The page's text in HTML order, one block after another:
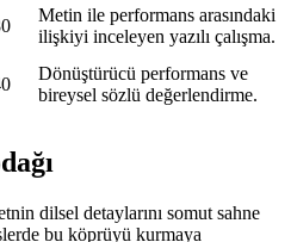
Metin ile performans arasındaki
ilişkiyi inceleyen yazılı çalışma.
Dönüştürücü performans ve
bireysel sözlü değerlendirme.
dilsel detaylarını somut sahne
bu köprüyü kurmaya